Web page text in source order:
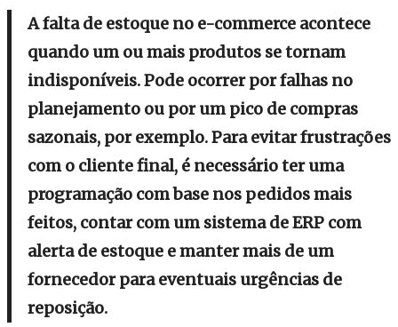
A falta de estoque no e-commerce acontece
quando um ou mais produtos se tornam
indisponíveis. Pode ocorrer por falhas no
planejamento ou por um pico de compras
sazonais, por exemplo. Para evitar frustrações
com o cliente final, é necessário ter uma
programação com base nos pedidos mais
feitos, contar com um sistema de ERP com
alerta de estoque e manter mais de um
fornecedor para eventuais urgências de
reposição.